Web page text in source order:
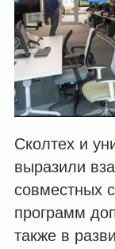
Сколтех и
выразили
совместных
программ
также в